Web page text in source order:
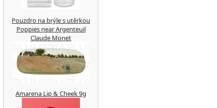
Pouzdro na brýle s utěrkou
Poppies near Argenteuil
Claude Monet
Amarena Lip & Cheek 9g